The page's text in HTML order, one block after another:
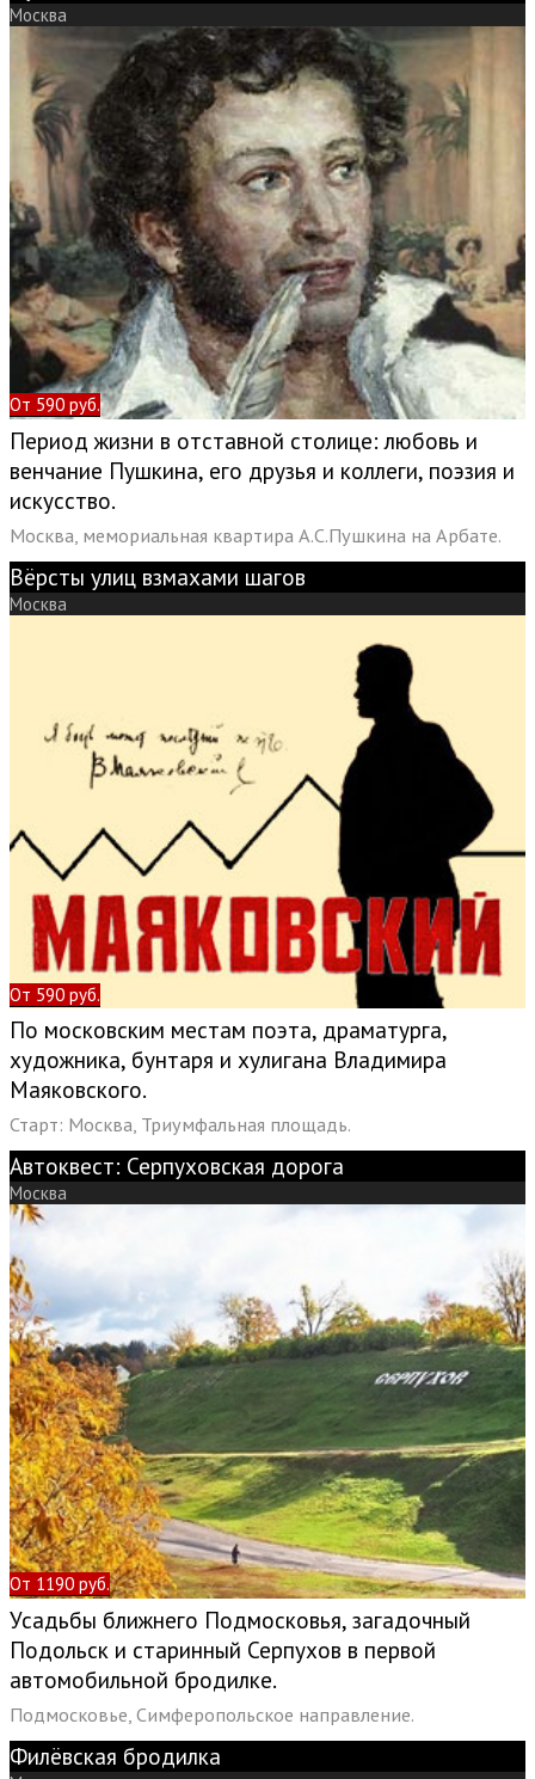
Москва
От 590 руб.
Период жизни в отставной столице: любовь и
венчание Пушкина, его друзья и коллеги, поэзия и
искусство.
Москва, мемориальная квартира А.С.Пушкина на Арбате.
Вёрсты улиц взмахами шагов
Москва
От 590 руб.
По московским местам поэта, драматурга,
художника, бунтаря и хулигана Владимира
Маяковского.
Старт: Москва, Триумфальная площадь.
Автоквест: Серпуховская дорога
Москва
От 1190 руб.
Усадьбы ближнего Подмосковья, загадочный
Подольск и старинный Серпухов в первой
автомобильной бродилке.
Подмосковье, Симферопольское направление.
Филёвская бродилка